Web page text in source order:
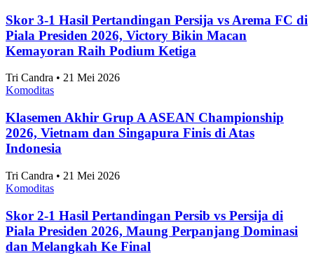
Jawa Tengah Jadi Provinsi Penghasil Jambu Biji
Terbesar, Nyaris Capai 1 Juta Kuintal pada 2025
Komoditas• 30 Juli 2026
Topik
Nasional Internasional
Artikel Terpopuler